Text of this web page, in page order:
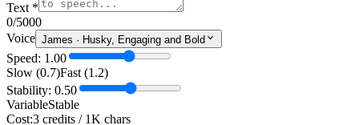
Text *
0/5000
Voice James · Husky, Engaging and Bold
Speed: 1.00
Slow (0.7)Fast (1.2)
Stability: 0.50
VariableStable
Cost:3 credits / 1K chars